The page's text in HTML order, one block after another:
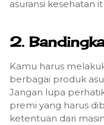
asuransi kesehatan
2.
Kamu harus
berbagai produk
Jangan lupa
premi yang harus
ketentuan dari